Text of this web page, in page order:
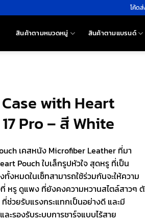
โค้ด
สินค้าตามหมวดหมู่ สินค้าตามแบรนด์
with Heart
Pro – สี White
เคสหนัง Microfiber Leather ที่มา
Pouch ใบเล็กรูปหัวใจ สุดหรู ที่เป็น
งหมดในเซ็ทสามารถใช้ร่วมกันจะให้ความ
หรู ดูแพง ที่ยังคงความหวานสไตล์สาวๆ
ช่วยรับแรงกระแทกเป็นอย่างดี และมี
ะรองรับระบบการชาร์จแบบไร้สาย